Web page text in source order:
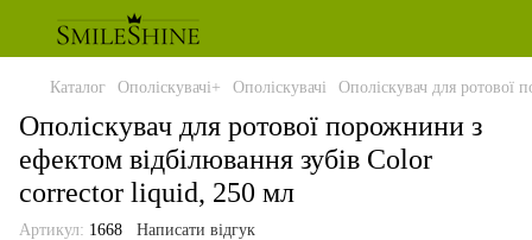
Каталог Ополіскувачі+ Ополіскувачі Ополіскувач для ротової
Ополіскувач для ротової порожнини з
ефектом відбілювання зубів Color
corrector liquid, 250 мл
Артикул: 1668 Написати відгук